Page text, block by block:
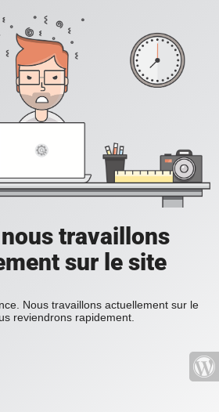
travaillons
sur le site
Nous travaillons actuellement sur le
reviendrons rapidement.